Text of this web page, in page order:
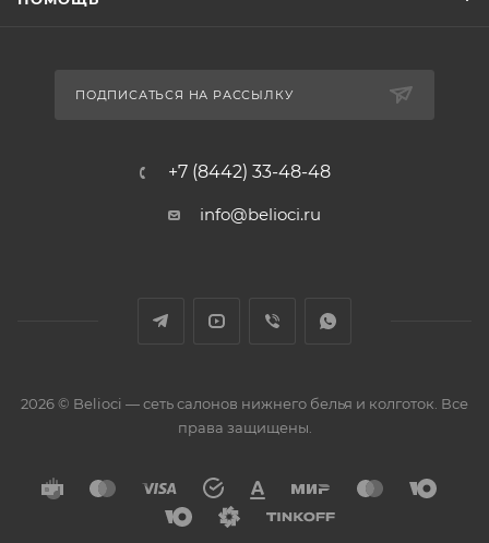
ПОДПИСАТЬСЯ НА РАССЫЛКУ
+7 (8442) 33-48-48
info@belioci.ru
2026 © Belioci — сеть салонов нижнего белья и колготок. Все
права защищены.